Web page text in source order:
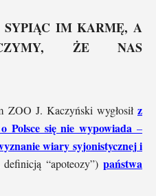
IM KARMĘ, A
ŻE NAS
J. Kaczyński wygłosił z
się nie wypowiada –
wiary syjonistycznej i
“apoteozy”) państwa